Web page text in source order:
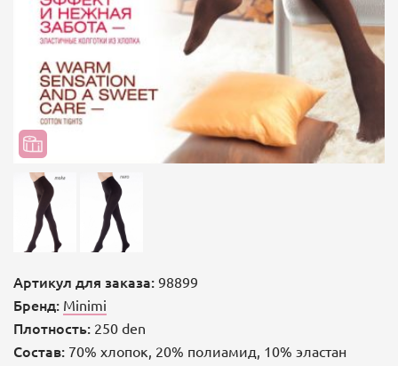
Артикул для заказа: 98899
Бренд: Minimi
Плотность: 250 den
Состав: 70% хлопок, 20% полиамид, 10% эластан